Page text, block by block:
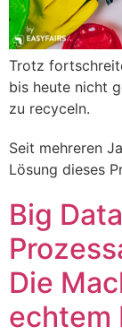
Trotz
bis heute nicht
zu recyceln.
Seit mehreren
Lösung dieses
Big
Die
echtem